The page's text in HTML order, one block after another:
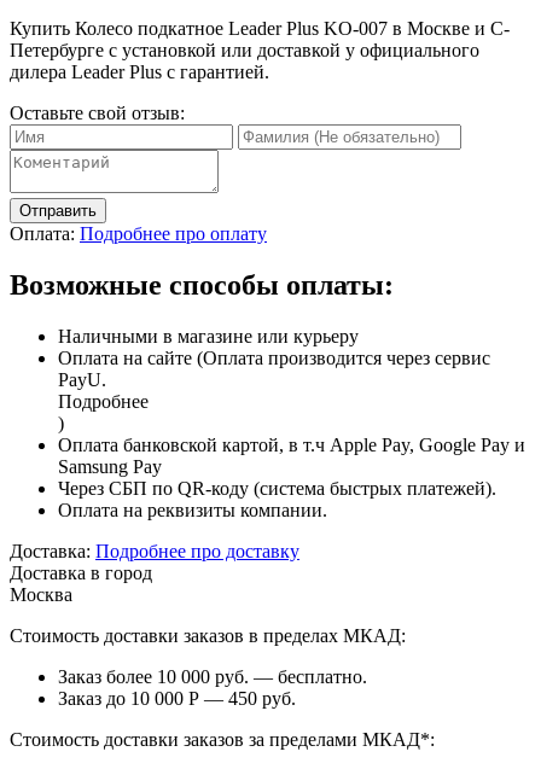
Купить Колесо подкатное Leader Plus KO-007 в Москве и С-
Петербурге с установкой или доставкой у официального
дилера Leader Plus с гарантией.
Оставьте свой отзыв:
Отправить
Оплата: Подробнее про оплату
Возможные способы оплаты:
Наличными в магазине или курьеру
Оплата на сайте (Оплата производится через сервис
PayU.
Подробнее
)
Оплата банковской картой, в т.ч Apple Pay, Google Pay и
Samsung Pay
Через СБП по QR-коду (система быстрых платежей).
Оплата на реквизиты компании.
Доставка: Подробнее про доставку
Доставка в город
Москва
Стоимость доставки заказов в пределах МКАД:
Заказ более 10 000 руб. — бесплатно.
Заказ до 10 000 Р — 450 руб.
Стоимость доставки заказов за пределами МКАД*: